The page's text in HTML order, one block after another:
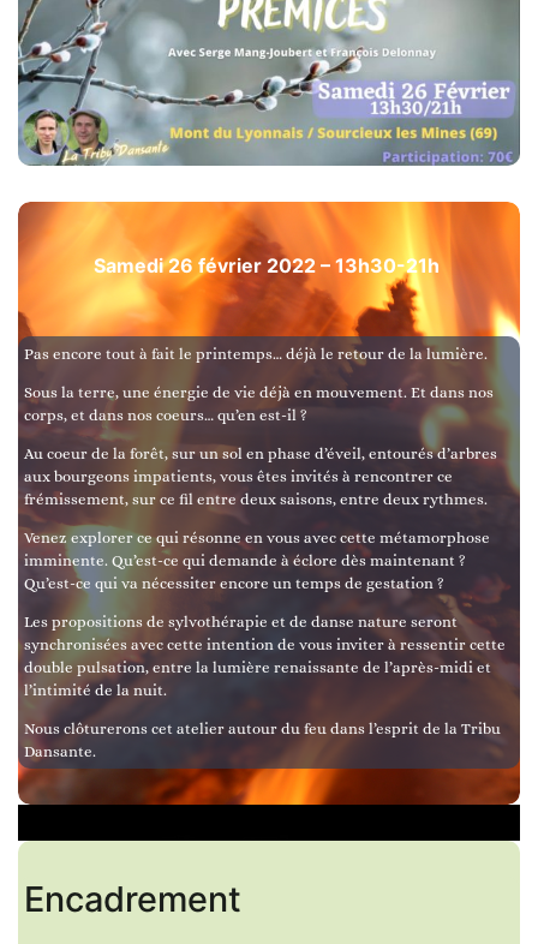
Samedi 26 février 2022 – 13h30-21h
Pas encore tout à fait le printemps… déjà le retour de la lumière.
Sous la terre, une énergie de vie déjà en mouvement. Et dans nos
corps, et dans nos coeurs… qu’en est-il ?
Au coeur de la forêt, sur un sol en phase d’éveil, entourés d’arbres
aux bourgeons impatients, vous êtes invités à rencontrer ce
frémissement, sur ce fil entre deux saisons, entre deux rythmes.
Venez explorer ce qui résonne en vous avec cette métamorphose
imminente. Qu’est-ce qui demande à éclore dès maintenant ?
Qu’est-ce qui va nécessiter encore un temps de gestation ?
Les propositions de sylvothérapie et de danse nature seront
synchronisées avec cette intention de vous inviter à ressentir cette
double pulsation, entre la lumière renaissante de l’après-midi et
l’intimité de la nuit.
Nous clôturerons cet atelier autour du feu dans l’esprit de la Tribu
Dansante.
Encadrement